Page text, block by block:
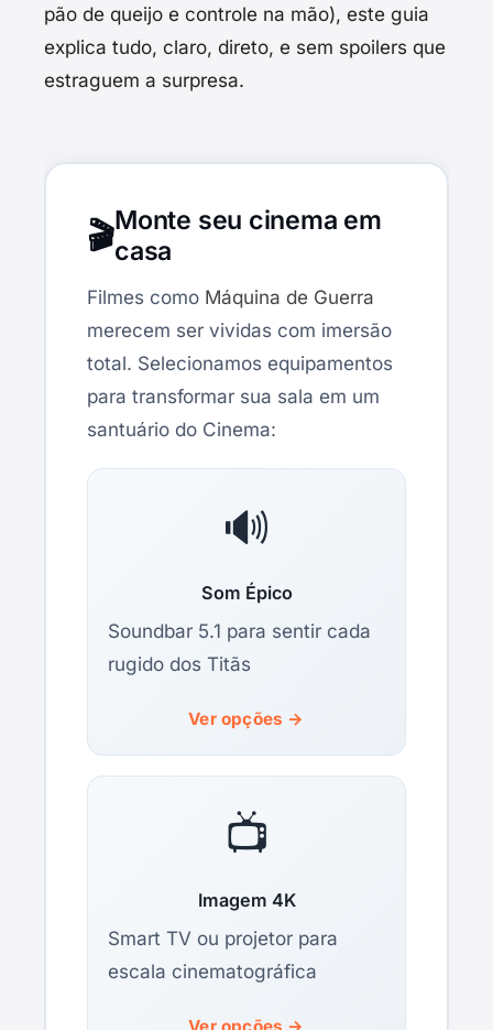
pão de queijo e controle na mão), este guia
explica tudo, claro, direto, e sem spoilers que
estraguem a surpresa.
🎬Monte seu cinema em
casa
Filmes como Máquina de Guerra
merecem ser vividas com imersão
total. Selecionamos equipamentos
para transformar sua sala em um
santuário do Cinema:
🔊
Som Épico
Soundbar 5.1 para sentir cada
rugido dos Titãs
Ver opções →
📺
Imagem 4K
Smart TV ou projetor para
escala cinematográfica